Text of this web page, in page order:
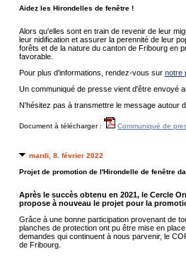
Aidez les Hirondelles de fenêtre !
Alors qu'elles sont en train de revenir de leur
leur nidification et assurer la perennité de leur
forêts et de la nature du canton de Fribourg en
favorable.
Pour plus d'informations, rendez-vous sur notre
Un communiqué de presse vient d'être envoyé
N'hésitez pas à transmettre le message autour
Document à télécharger : Communiqué de
mardi, 8. février 2022
Projet de promotion de l'Hirondelle de fenêtre
Après le succès obtenu en 2021, le Cercle
propose à nouveau le projet pour la
Grâce à une bonne participation provenant de
planches de protection ont pu être mise en
demandes qui continuent à nous parvenir, le
de Fribourg.